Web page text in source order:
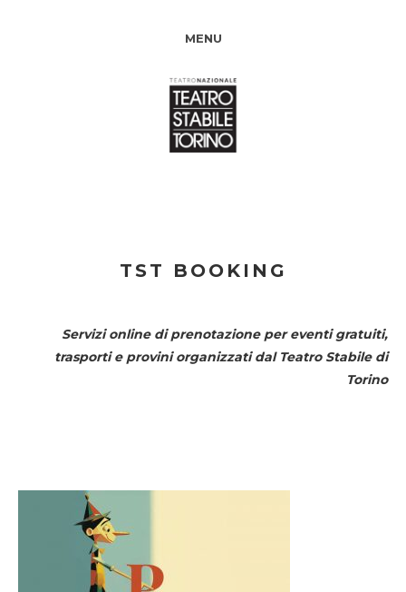
MENU
TST BOOKING
Servizi online di prenotazione per eventi gratuiti,
trasporti e provini organizzati dal Teatro Stabile di
Torino